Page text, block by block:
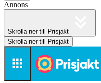
Annons
Skrolla ner till Prisjakt
Skrolla ner till Prisjakt